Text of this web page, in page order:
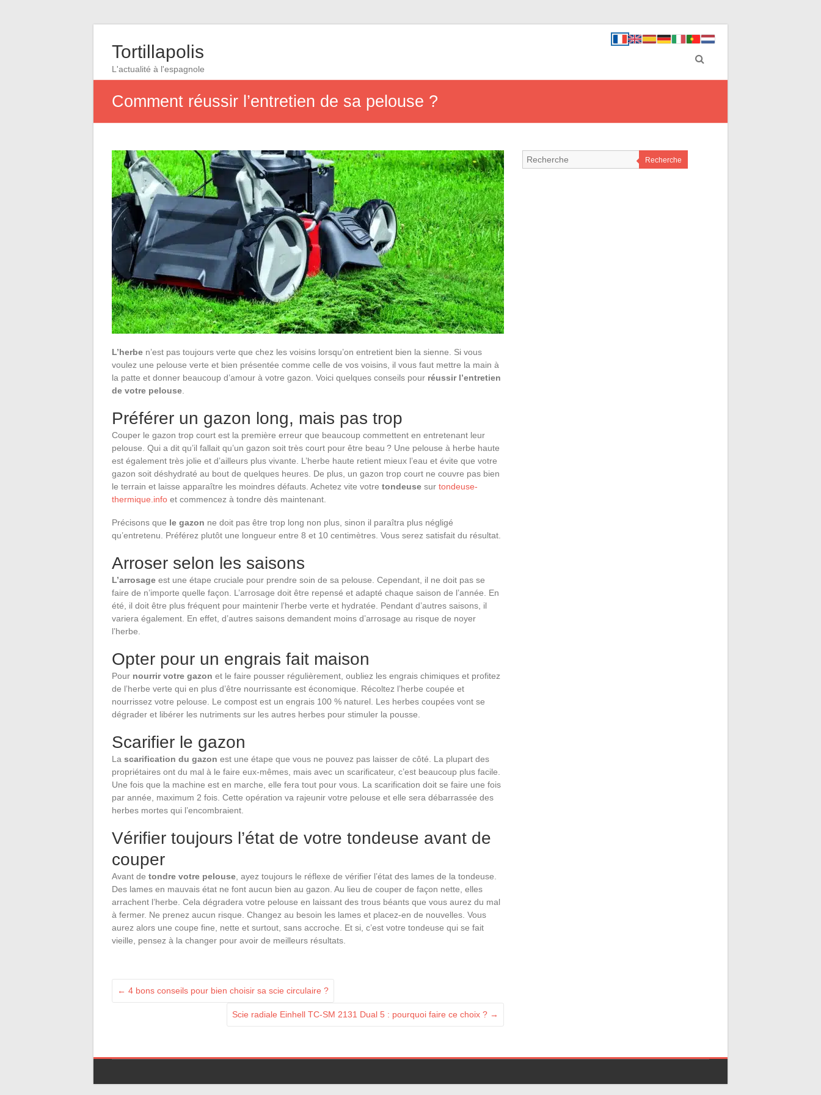
Tortillapolis
L'actualité à l'espagnole
Comment réussir l’entretien de sa pelouse ?
L’herbe n’est pas toujours verte que chez les voisins lorsqu’on entretient bien la sienne. Si vous
voulez une pelouse verte et bien présentée comme celle de vos voisins, il vous faut mettre la main à
la patte et donner beaucoup d’amour à votre gazon. Voici quelques conseils pour réussir l’entretien
de votre pelouse
Préférer un gazon long, mais pas trop
Couper le gazon trop court est la première erreur que beaucoup commettent en entretenant leur
pelouse. Qui a dit qu’il fallait qu’un gazon soit très court pour être beau ? Une pelouse à herbe haute
est également très jolie et d’ailleurs plus vivante. L’herbe haute retient mieux l’eau et évite que votre
gazon soit déshydraté au bout de quelques heures. De plus, un gazon trop court ne couvre pas bien
le terrain et laisse apparaître les moindres défauts. Achetez vite votre tondeuse sur tondeuse-
thermique.info et commencez à tondre dès maintenant.
Précisons que le gazon ne doit pas être trop long non plus, sinon il paraîtra plus négligé
qu’entretenu. Préférez plutôt une longueur entre 8 et 10 centimètres. Vous serez satisfait du résultat.
Arroser selon les saisons
L’arrosage est une étape cruciale pour prendre soin de sa pelouse. Cependant, il ne doit pas se
faire de n’importe quelle façon. L’arrosage doit être repensé et adapté chaque saison de l’année. En
été, il doit être plus fréquent pour maintenir l’herbe verte et hydratée. Pendant d’autres saisons, il
variera également. En effet, d’autres saisons demandent moins d’arrosage au risque de noyer
l’herbe.
Opter pour un engrais fait maison
Pour nourrir votre gazon et le faire pousser régulièrement, oubliez les engrais chimiques et profitez
de l’herbe verte qui en plus d’être nourrissante est économique. Récoltez l’herbe coupée et
nourrissez votre pelouse. Le compost est un engrais 100 % naturel. Les herbes coupées vont se
dégrader et libérer les nutriments sur les autres herbes pour stimuler la pousse.
Scarifier le gazon
La scarification du gazon est une étape que vous ne pouvez pas laisser de côté. La plupart des
propriétaires ont du mal à le faire eux-mêmes, mais avec un scarificateur, c’est beaucoup plus facile.
Une fois que la machine est en marche, elle fera tout pour vous. La scarification doit se faire une fois
par année, maximum 2 fois. Cette opération va rajeunir votre pelouse et elle sera débarrassée des
herbes mortes qui l’encombraient.
Vérifier toujours l’état de votre tondeuse avant de
couper
Avant de tondre votre pelouse , ayez toujours le réflexe de vérifier l’état des lames de la tondeuse.
Des lames en mauvais état ne font aucun bien au gazon. Au lieu de couper de façon nette, elles
arrachent l’herbe. Cela dégradera votre pelouse en laissant des trous béants que vous aurez du mal
à fermer. Ne prenez aucun risque. Changez au besoin les lames et placez-en de nouvelles. Vous
aurez alors une coupe fine, nette et surtout, sans accroche. Et si, c’est votre tondeuse qui se fait
vieille, pensez à la changer pour avoir de meilleurs résultats.
← 4 bons conseils pour bien choisir sa scie circulaire ?
Scie radiale Einhell TC-SM 2131 Dual 5 : pourquoi faire ce choix ? →
Recherche